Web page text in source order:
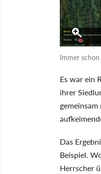
Immer
Es war ein
ihrer
Das
Beispiel.
Herrscher